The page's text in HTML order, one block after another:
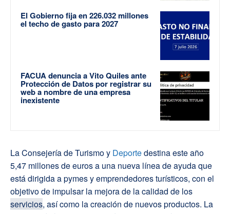
El Gobierno fija en 226.032 millones
el techo de gasto para 2027
FACUA denuncia a Vito Quiles ante
Protección de Datos por registrar su
web a nombre de una empresa
inexistente
La Consejería de Turismo y Deportedestina este año
5,47 millones de euros a una nueva línea de ayuda que
está dirigida a pymes y emprendedores turísticos, con el
objetivo de impulsar la mejora de la calidad de los
servicios, así como la creación de nuevos productos. La